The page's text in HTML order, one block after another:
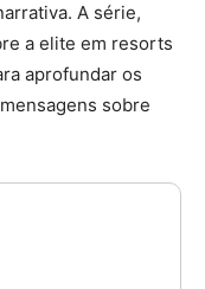
A série,
a elite em resorts
aprofundar os
sobre